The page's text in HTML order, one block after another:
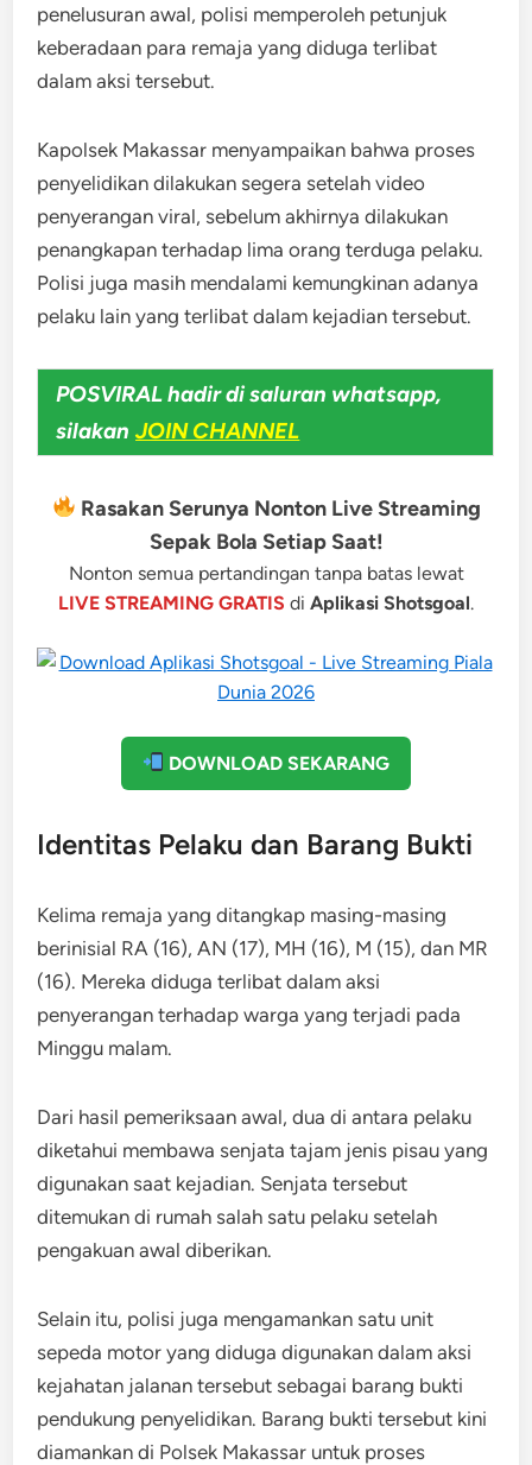
penelusuran awal, polisi memperoleh petunjuk
keberadaan para remaja yang diduga terlibat
dalam aksi tersebut.
Kapolsek Makassar menyampaikan bahwa proses
penyelidikan dilakukan segera setelah video
penyerangan viral, sebelum akhirnya dilakukan
penangkapan terhadap lima orang terduga pelaku.
Polisi juga masih mendalami kemungkinan adanya
pelaku lain yang terlibat dalam kejadian tersebut.
POSVIRAL hadir di saluran whatsapp,
silakan JOIN CHANNEL
Rasakan Serunya Nonton Live Streaming
Sepak Bola Setiap Saat!
Nonton semua pertandingan tanpa batas lewat
LIVE STREAMING GRATIS di Aplikasi Shotsgoal.
DOWNLOAD SEKARANG
Identitas Pelaku dan Barang Bukti
Kelima remaja yang ditangkap masing-masing
berinisial RA (16), AN (17), MH (16), M (15), dan MR
(16). Mereka diduga terlibat dalam aksi
penyerangan terhadap warga yang terjadi pada
Minggu malam.
Dari hasil pemeriksaan awal, dua di antara pelaku
diketahui membawa senjata tajam jenis pisau yang
digunakan saat kejadian. Senjata tersebut
ditemukan di rumah salah satu pelaku setelah
pengakuan awal diberikan.
Selain itu, polisi juga mengamankan satu unit
sepeda motor yang diduga digunakan dalam aksi
kejahatan jalanan tersebut sebagai barang bukti
pendukung penyelidikan. Barang bukti tersebut kini
diamankan di Polsek Makassar untuk proses